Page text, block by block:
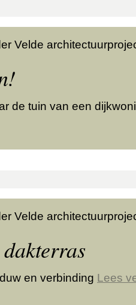
Velde
de tuin van een
Velde
en verbinding Lees